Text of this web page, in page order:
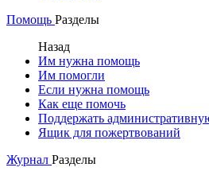
Помощь Разделы
Назад
Им нужна помощь
Им помогли
Если нужна помощь
Как еще помочь
Поддержать
Ящик для пожертвований
Журнал Разделы